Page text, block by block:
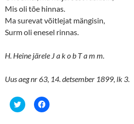
Mis oli tõe hinnas.
Ma surevat võitlejat mängisin,
Surm oli enesel rinnas.
H. Heine järele J a k o b T a m m.
Uus aeg nr 63, 14. detsember 1899, lk 3.
C
l
C
l